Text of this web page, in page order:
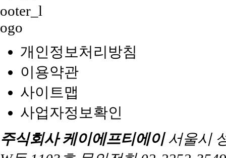
개인정보처리방침
이용약관
사이트맵
사업자정보확인
주식회사 케이에프티에이서울시